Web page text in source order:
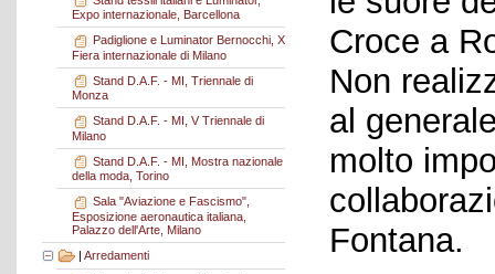
Expo internazionale, Barcellona
Padiglione e Luminator Bernocchi, X
Fiera internazionale di Milano
Stand D.A.F. - MI, Triennale di
Monza
Stand D.A.F. - MI, V Triennale di
Milano
Stand D.A.F. - MI, Mostra nazionale
della moda, Torino
Sala "Aviazione e Fascismo",
Esposizione aeronautica italiana,
Palazzo dell'Arte, Milano
| Arredamenti
Croce a
Non
al
molto
Fontana.